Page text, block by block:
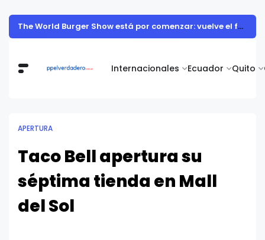
Internacionales Ecuador Quito
The World Burger Show está por comenzar: vuelve el festival gastronómico más grande del país con su sexta edición
APERTURA
Taco Bell apertura su
séptima tienda en Mall
del Sol